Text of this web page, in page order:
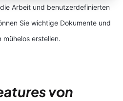
Arbeit und benutzerdefinierten
Sie wichtige Dokumente und
mühelos erstellen.
von